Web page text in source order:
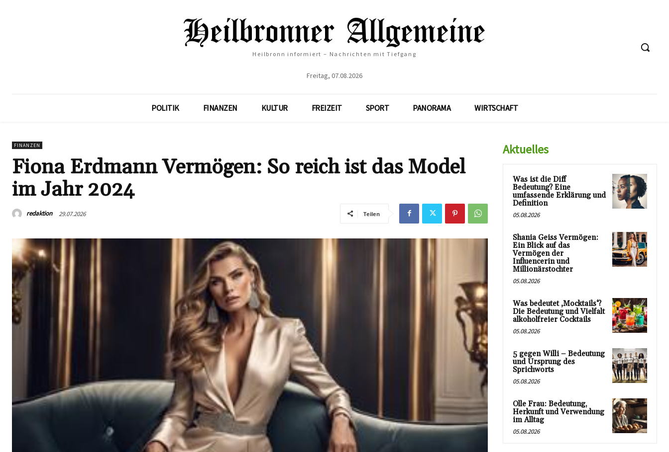
Heilbronn informiert – Nachrichten mit Tiefgang
Freitag, 07.08.2026
POLITIK FINANZEN KULTUR FREIZEIT SPORT PANORAMA WIRTSCHAFT
FINANZEN
Fiona Erdmann Vermögen: So reich ist das Model
im Jahr 2024
redaktion 29.07.2026 Teilen
Aktuelles
Was ist die Diff
Bedeutung? Eine
umfassende Erklärung und
Definition
05.08.2026
Shania Geiss Vermögen:
Ein Blick auf das
Vermögen der
Influencerin und
Millionärstochter
05.08.2026
Was bedeutet ‚Mocktails‘?
Die Bedeutung und Vielfalt
alkoholfreier Cocktails
05.08.2026
5 gegen Willi – Bedeutung
und Ursprung des
Sprichworts
05.08.2026
Olle Frau: Bedeutung,
Herkunft und Verwendung
im Alltag
05.08.2026